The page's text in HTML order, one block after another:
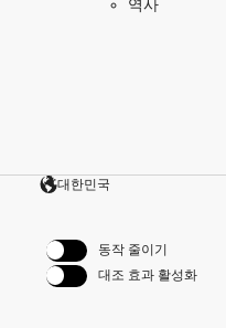
역사
대한민국
동작 줄이기
대조 효과 활성화